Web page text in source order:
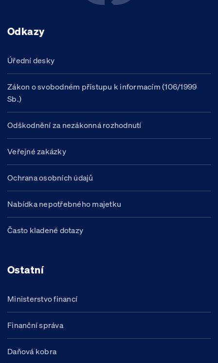
Odkazy
Úřední desky
Zákon o svobodném přístupu k informacím (106/1999
Sb.)
Odškodnění za nezákonná rozhodnutí
Veřejné zakázky
Ochrana osobních údajů
Nabídka nepotřebného majetku
Často kladené dotazy
Ostatní
Ministerstvo financí
Finanční správa
Daňová kobra